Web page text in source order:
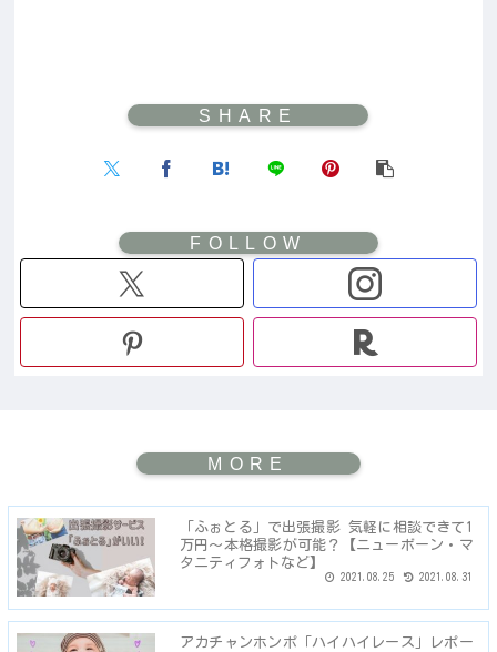
「ふぉとる」で出張撮影 気軽に相談できて1
万円～本格撮影が可能？【ニューボーン・マ
タニティフォトなど】
2021.08.25 2021.08.31
アカチャンホンポ「ハイハイレース」レポー